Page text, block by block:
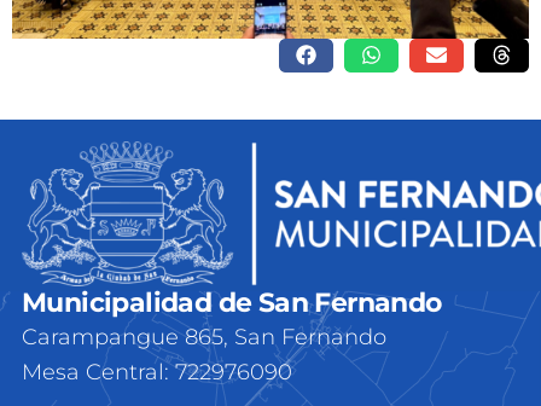
Municipalidad de San Fernando
Carampangue 865, San Fernando
Mesa Central: 722976090